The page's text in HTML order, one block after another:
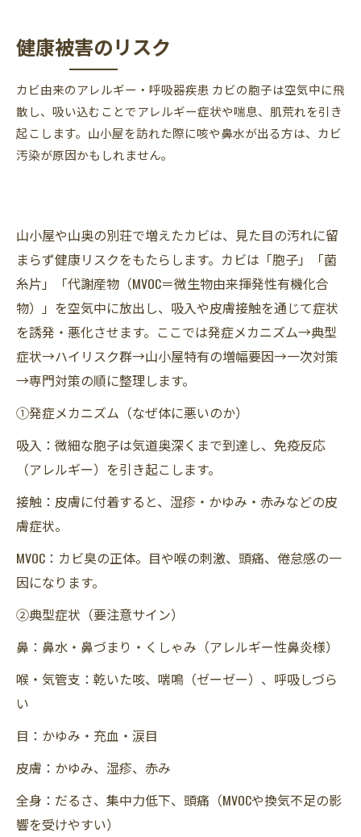
健康被害のリスク
カビ由来のアレルギー・呼吸器疾患 カビの胞子は空気中に飛
散し、吸い込むことでアレルギー症状や喘息、肌荒れを引き
起こします。山小屋を訪れた際に咳や鼻水が出る方は、カビ
汚染が原因かもしれません。
山小屋や山奥の別荘で増えたカビは、見た目の汚れに留
まらず健康リスクをもたらします。カビは「胞子」「菌
糸片」「代謝産物（MVOC＝微生物由来揮発性有機化合
物）」を空気中に放出し、吸入や皮膚接触を通じて症状
を誘発・悪化させます。ここでは発症メカニズム→典型
症状→ハイリスク群→山小屋特有の増幅要因→一次対策
→専門対策の順に整理します。
①発症メカニズム（なぜ体に悪いのか）
吸入：微細な胞子は気道奥深くまで到達し、免疫反応
（アレルギー）を引き起こします。
接触：皮膚に付着すると、湿疹・かゆみ・赤みなどの皮
膚症状。
MVOC：カビ臭の正体。目や喉の刺激、頭痛、倦怠感の一
因になります。
②典型症状（要注意サイン）
鼻：鼻水・鼻づまり・くしゃみ（アレルギー性鼻炎様）
喉・気管支：乾いた咳、喘鳴（ゼーゼー）、呼吸しづら
い
目：かゆみ・充血・涙目
皮膚：かゆみ、湿疹、赤み
全身：だるさ、集中力低下、頭痛（MVOCや換気不足の影
響を受けやすい）